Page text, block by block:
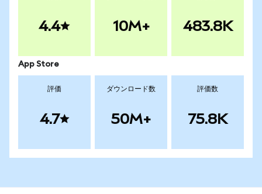
4.4 10M+ 483.8K
App Store
評価
4.7
ダウンロード数
50M+
評価数
75.8K